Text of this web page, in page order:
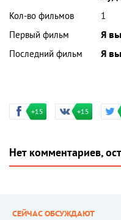
Кол-во фильмов
1
Первый фильм
Я
Последний фильм
Я
+15 +15
Нет комментариев,
СЕЙЧАС ОБСУЖДАЮТ